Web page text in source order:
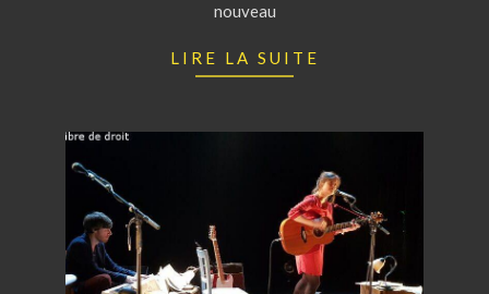
nouveau
LIRE LA SUITE